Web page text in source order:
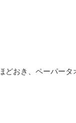
おき、ペーパータ